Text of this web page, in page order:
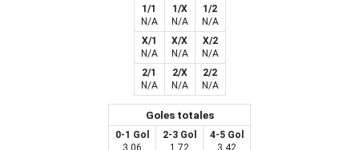
1/1
N/A
1/X
N/A
1/2
N/A
X/1
N/A
X/X
N/A
X/2
N/A
2/1
N/A
2/X
N/A
2/2
N/A
Goles totales
0-1 Gol
3.06
2-3 Gol
1.72
4-5 Gol
3.42